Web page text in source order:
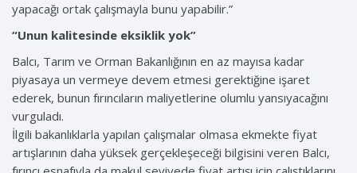
yapacağı ortak çalışmayla bunu yapabilir.”
“Unun kalitesinde eksiklik yok”
Balcı, Tarım ve Orman Bakanlığının en az mayısa kadar
piyasaya un vermeye devem etmesi gerektiğine işaret
ederek, bunun fırıncıların maliyetlerine olumlu yansıyacağını
vurguladı.
İlgili bakanlıklarla yapılan çalışmalar olmasa ekmekte fiyat
artışlarının daha yüksek gerçekleşeceği bilgisini veren Balcı,